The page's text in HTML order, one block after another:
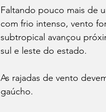
Faltando pouco mais de
com frio intenso, vento
subtropical avançou
sul e leste do estado.
As rajadas de vento
gaúcho.